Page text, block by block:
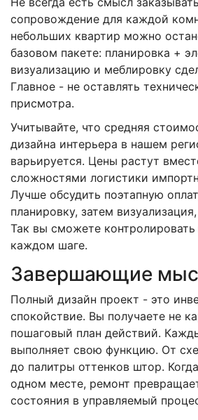
сопровождение для каждой
небольших квартир можно
базовом пакете: планировка +
визуализацию и меблировку
Главное - не оставлять
присмотра.
Учитывайте, что средняя
дизайна интерьера в нашем
варьируется. Цены растут
сложностями логистики
Лучше обсудить поэтапную
планировку, затем
Так вы сможете контролировать
каждом шаге.
Завершающие
Полный дизайн проект - это
спокойствие. Вы получаете не
пошаговый план действий.
выполняет свою функцию. От
до палитры оттенков штор.
одном месте, ремонт
состояния в управляемый